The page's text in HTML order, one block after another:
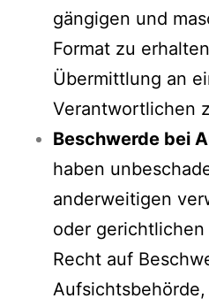
gängigen und
Format zu
Übermittlung an
Verantwortlichen
Beschwerde bei
haben
anderweitigen
oder
Recht auf